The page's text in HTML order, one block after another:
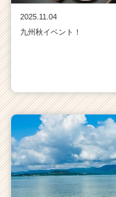
2025.11.04
九州秋イベント！